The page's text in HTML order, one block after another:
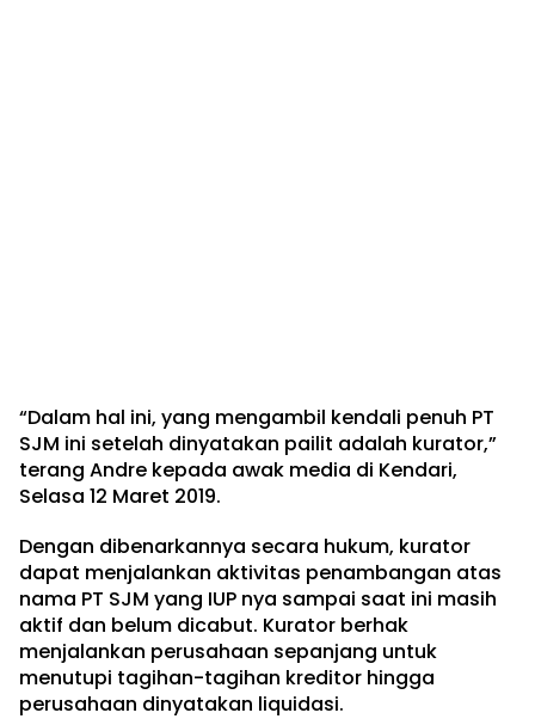
“Dalam hal ini, yang mengambil kendali penuh PT
SJM ini setelah dinyatakan pailit adalah kurator,”
terang Andre kepada awak media di Kendari,
Selasa 12 Maret 2019.
Dengan dibenarkannya secara hukum, kurator
dapat menjalankan aktivitas penambangan atas
nama PT SJM yang IUP nya sampai saat ini masih
aktif dan belum dicabut. Kurator berhak
menjalankan perusahaan sepanjang untuk
menutupi tagihan-tagihan kreditor hingga
perusahaan dinyatakan liquidasi.